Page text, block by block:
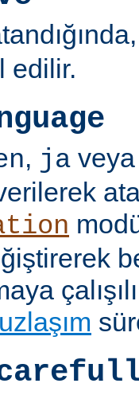
edilir.
, ja
uzlaşım